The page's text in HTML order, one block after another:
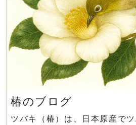
椿のブログ
ツバキ（椿）は、日本原産で